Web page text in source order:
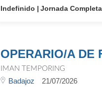
Indefinido
Jornada Completa
OPERARIO/A DE
IMAN TEMPORING
Badajoz 21/07/2026